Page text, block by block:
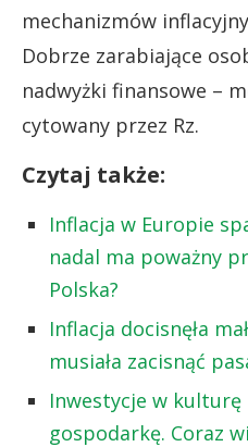
mechanizmów
Dobrze zarabiające
nadwyżki finansowe –
cytowany przez Rz.
Czytaj także:
Inflacja w Europie
nadal ma poważny
Polska?
Inflacja docisnęła
musiała zacisnąć
Inwestycje w kulturę
gospodarkę. Coraz